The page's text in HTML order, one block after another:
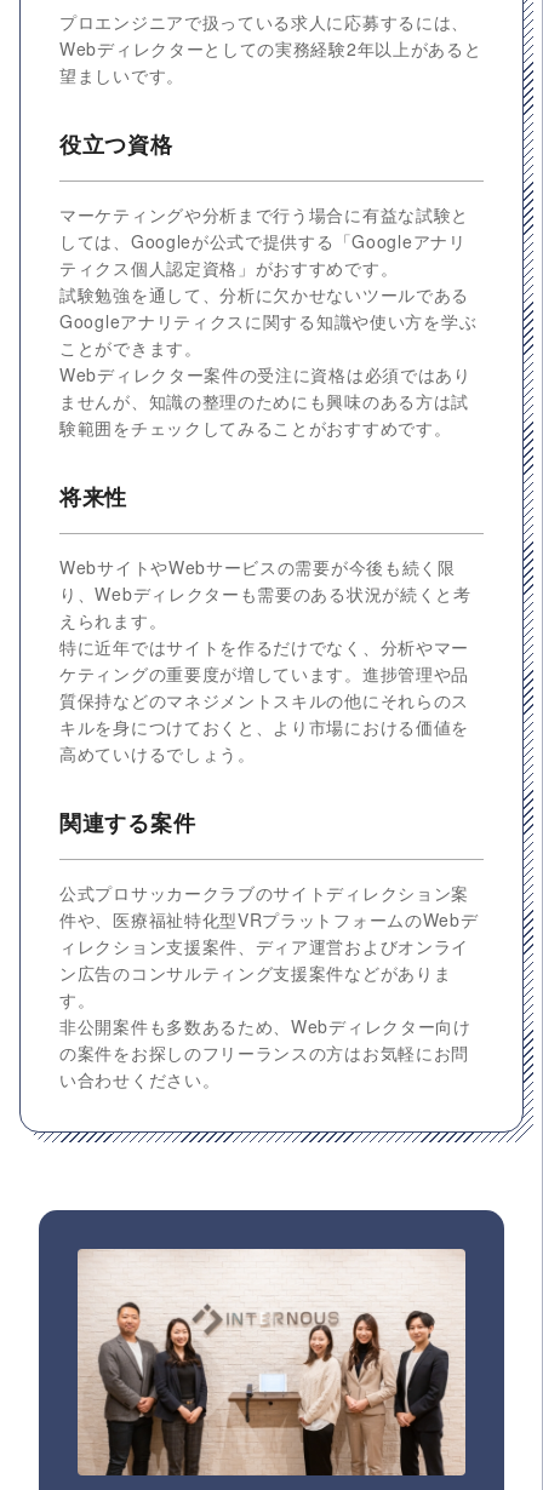
プロエンジニアで扱っている求人に応募するには、
Webディレクターとしての実務経験2年以上があると
望ましいです。
役立つ資格
マーケティングや分析まで行う場合に有益な試験と
しては、Googleが公式で提供する「Googleアナリ
ティクス個人認定資格」がおすすめです。
試験勉強を通して、分析に欠かせないツールである
Googleアナリティクスに関する知識や使い方を学ぶ
ことができます。
Webディレクター案件の受注に資格は必須ではあり
ませんが、知識の整理のためにも興味のある方は試
験範囲をチェックしてみることがおすすめです。
将来性
WebサイトやWebサービスの需要が今後も続く限
り、Webディレクターも需要のある状況が続くと考
えられます。
特に近年ではサイトを作るだけでなく、分析やマー
ケティングの重要度が増しています。進捗管理や品
質保持などのマネジメントスキルの他にそれらのス
キルを身につけておくと、より市場における価値を
高めていけるでしょう。
関連する案件
公式プロサッカークラブのサイトディレクション案
件や、医療福祉特化型VRプラットフォームのWebデ
ィレクション支援案件、ディア運営およびオンライ
ン広告のコンサルティング支援案件などがありま
す。
非公開案件も多数あるため、Webディレクター向け
の案件をお探しのフリーランスの方はお気軽にお問
い合わせください。